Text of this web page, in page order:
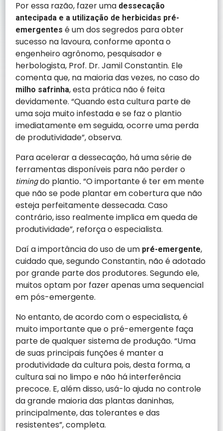
Por essa razão, fazer uma dessecação
antecipada e a utilização de herbicidas pré-
emergentes é um dos segredos para obter
sucesso na lavoura, conforme aponta o
engenheiro agrônomo, pesquisador e
herbologista, Prof. Dr. Jamil Constantin. Ele
comenta que, na maioria das vezes, no caso do
milho safrinha, esta prática não é feita
devidamente. “Quando esta cultura parte de
uma soja muito infestada e se faz o plantio
imediatamente em seguida, ocorre uma perda
de produtividade”, observa.
Para acelerar a dessecação, há uma série de
ferramentas disponíveis para não perder o
timingdo plantio. “O importante é ter em mente
que não se pode plantar em cobertura que não
esteja perfeitamente dessecada. Caso
contrário, isso realmente implica em queda de
produtividade”, reforça o especialista.
Daí a importância do uso de um pré-emergente,
cuidado que, segundo Constantin, não é adotado
por grande parte dos produtores. Segundo ele,
muitos optam por fazer apenas uma sequencial
em pós-emergente.
No entanto, de acordo com o especialista, é
muito importante que o pré-emergente faça
parte de qualquer sistema de produção. “Uma
de suas principais funções é manter a
produtividade da cultura pois, desta forma, a
cultura sai no limpo e não há interferência
precoce. E, além disso, usá-lo ajuda no controle
da grande maioria das plantas daninhas,
principalmente, das tolerantes e das
resistentes”, completa.